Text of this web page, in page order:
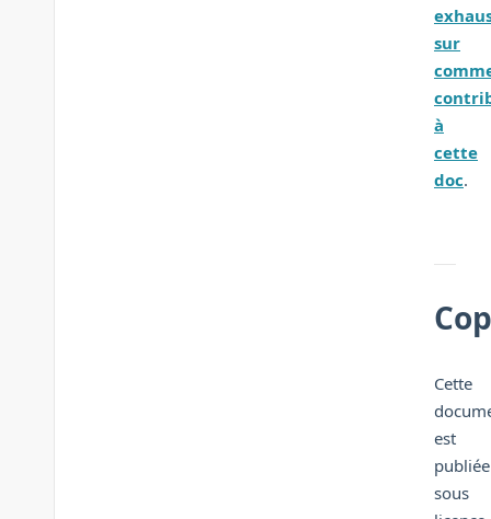
sur
à
cette
doc.
Cette
est
publiée
sous